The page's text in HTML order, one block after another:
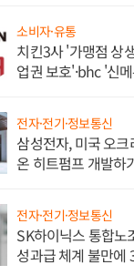
소비자·유통
치킨3사 '가맹점 상
업권 보호'·bhc '신
전자·전기·정보통신
삼성전자, 미국 오
온 히트펌프 개발하
전자·전기·정보통신
SK하이닉스 통합노
성과급 체계 불만에